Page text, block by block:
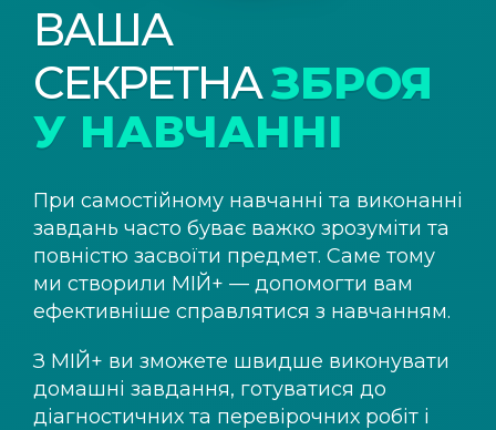
ВАША
СЕКРЕТНАЗБРОЯ
У НАВЧАННІ
При самостійному навчанні та виконанні
завдань часто буває важко зрозуміти та
повністю засвоїти предмет. Саме тому
ми створили МІЙ+ — допомогти вам
ефективніше справлятися з навчанням.
З МІЙ+ ви зможете швидше виконувати
домашні завдання, готуватися до
діагностичних та перевірочних робіт і